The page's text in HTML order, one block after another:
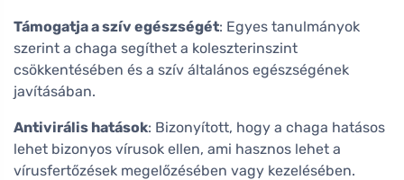
Támogatja a szív egészségét: Egyes tanulmányok
szerint a chaga segíthet a koleszterinszint
csökkentésében és a szív általános egészségének
javításában.
Antivirális hatások: Bizonyított, hogy a chaga hatásos
lehet bizonyos vírusok ellen, ami hasznos lehet a
vírusfertőzések megelőzésében vagy kezelésében.